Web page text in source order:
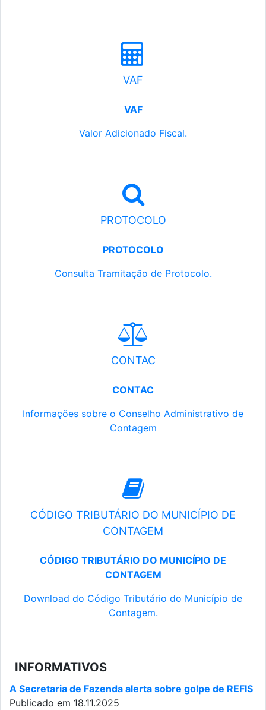
VAF
VAF
Valor Adicionado Fiscal.
PROTOCOLO
PROTOCOLO
Consulta Tramitação de Protocolo.
CONTAC
CONTAC
Informações sobre o Conselho Administrativo de
Contagem
CÓDIGO TRIBUTÁRIO DO MUNICÍPIO DE
CONTAGEM
CÓDIGO TRIBUTÁRIO DO MUNICÍPIO DE
CONTAGEM
Download do Código Tributário do Município de
Contagem.
INFORMATIVOS
A Secretaria de Fazenda alerta sobre golpe de REFIS
Publicado em 18.11.2025